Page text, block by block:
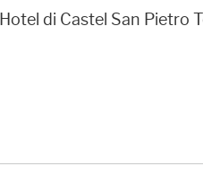
di Castel San Pietro